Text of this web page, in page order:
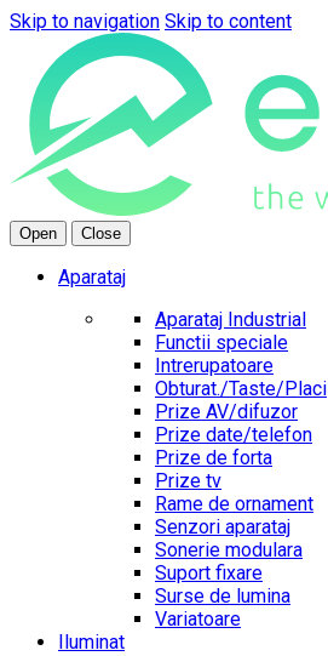
Skip to navigation Skip to content
Open Close
Aparataj
Aparataj Industrial
Functii speciale
Intrerupatoare
Obturat./Taste/Placi
Prize AV/difuzor
Prize date/telefon
Prize de forta
Prize tv
Rame de ornament
Senzori aparataj
Sonerie modulara
Suport fixare
Surse de lumina
Variatoare
Iluminat